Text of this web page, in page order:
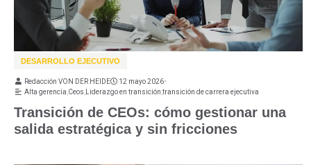
DESARROLLO EJECUTIVO
Transición de CEOs: cómo gestionar una
salida estratégica y sin fricciones
Redacción VON DER HEIDE 12 mayo 2026•
Alta gerencia,Ceos,Liderazgo en transición,transición de carrera ejecutiva